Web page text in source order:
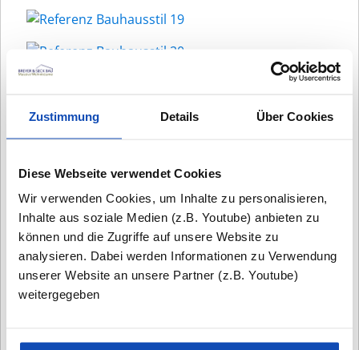
Zustimmung Details Über Cookies
Diese Webseite verwendet Cookies
Wir verwenden Cookies, um Inhalte zu personalisieren,
Inhalte aus soziale Medien (z.B. Youtube) anbieten zu
können und die Zugriffe auf unsere Website zu
analysieren. Dabei werden Informationen zu Verwendung
unserer Website an unsere Partner (z.B. Youtube)
weitergegeben